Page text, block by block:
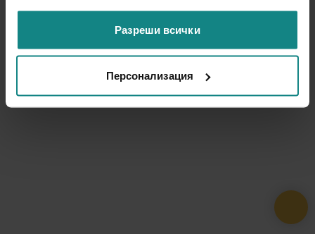
ползването от Ваша страна на услугите им.
Разреши всички
Персонализация